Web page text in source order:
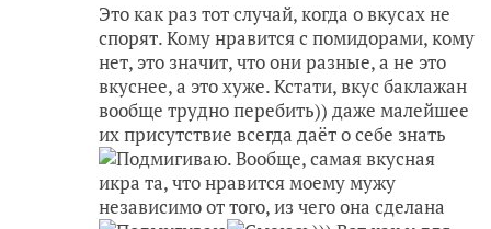
Это как раз тот случай, когда о вкусах не
спорят. Кому нравится с помидорами, кому
нет, это значит, что они разные, а не это
вкуснее, а это хуже. Кстати, вкус баклажан
вообще трудно перебить)) даже малейшее
их присутствие всегда даёт о себе знать
. Вообще, самая вкусная
икра та, что нравится моему мужу
независимо от того, из чего она сделана